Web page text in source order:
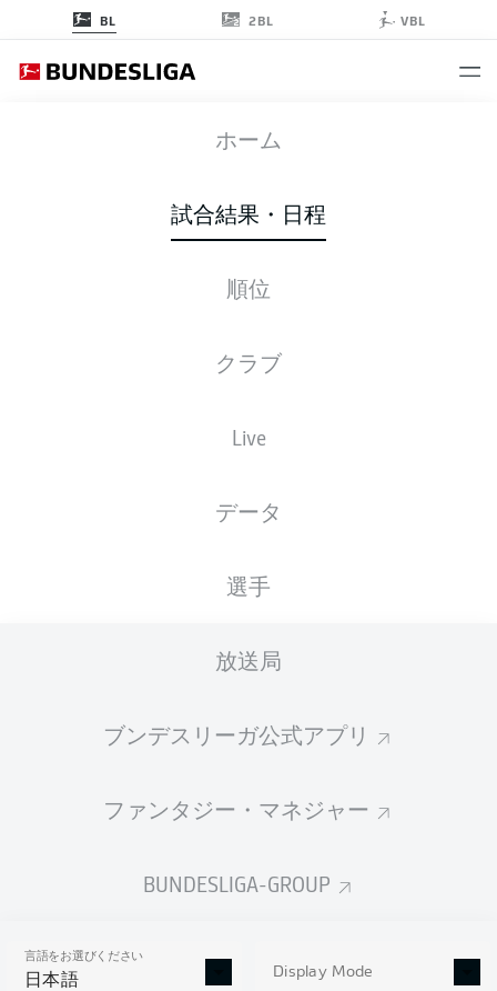
BL 2BL VBL
ホーム
試合結果・日程
順位
クラブ
Live
データ
選手
放送局
ブンデスリーガ公式アプリ
ファンタジー・マネジャー
BUNDESLIGA-GROUP
言語をお選びください
日本語 Display Mode
M05 FCA
スターティングメンバー
金, 19.03.2027 - 日, 21.03.2027
広告
Welcome along and thanks for joining us for build-up